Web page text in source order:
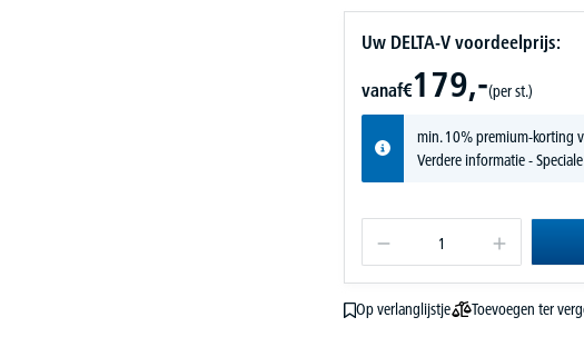
Uw DELTA-V voordeelprijs:
vanaf€179,-(per st.)
min. 10% premium-korting
Verdere informatie-
Op verlanglijstje
Toevoegen ter